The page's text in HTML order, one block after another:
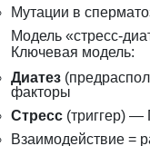
Мутации в
Модель «стресс-
Ключевая модель:
Диатез
факторы
Стресс (триггер)
Взаимодействие =